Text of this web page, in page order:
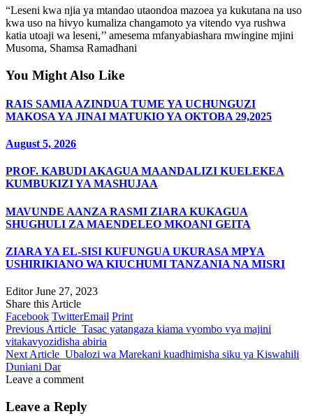
“Leseni kwa njia ya mtandao utaondoa mazoea ya kukutana na uso
kwa uso na hivyo kumaliza changamoto ya vitendo vya rushwa
katia utoaji wa leseni,’’ amesema mfanyabiashara mwingine mjini
Musoma, Shamsa Ramadhani
You Might Also Like
RAIS SAMIA AZINDUA TUME YA UCHUNGUZI
MAKOSA YA JINAI MATUKIO YA OKTOBA 29,2025
August 5, 2026
PROF. KABUDI AKAGUA MAANDALIZI KUELEKEA
KUMBUKIZI YA MASHUJAA
MAVUNDE AANZA RASMI ZIARA KUKAGUA
SHUGHULI ZA MAENDELEO MKOANI GEITA
ZIARA YA EL-SISI KUFUNGUA UKURASA MPYA
USHIRIKIANO WA KIUCHUMI TANZANIA NA MISRI
Editor June 27, 2023
Share this Article
Facebook TwitterEmail Print
Previous Article Tasac yatangaza kiama vyombo vya majini
vitakavyozidisha abiria
Next Article Ubalozi wa Marekani kuadhimisha siku ya Kiswahili
Duniani Dar
Leave a comment
Leave a Reply